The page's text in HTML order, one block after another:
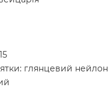
глянцевий нейлон